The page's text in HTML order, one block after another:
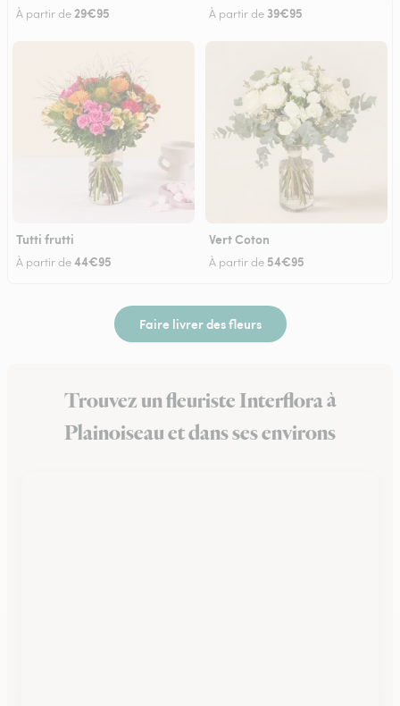
À partir de29€95 À partir de 39€95
Tutti frutti
À partir de44€95
Vert Coton
À partir de 54€95
Faire livrer des fleurs
Trouvez un fleuriste Interflora à
Plainoiseau et dans ses environs